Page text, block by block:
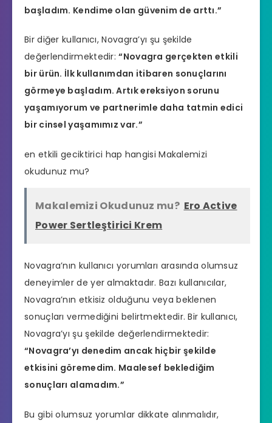
başladım. Kendime olan güvenim de arttı.”
Bir diğer kullanıcı, Novagra’yı şu şekilde
değerlendirmektedir:“Novagra gerçekten etkili
bir ürün. İlk kullanımdan itibaren sonuçlarını
görmeye başladım. Artıkereksiyon sorunu
yaşamıyorum ve partnerimle daha tatmin edici
bir cinsel yaşamımız var.”
en etkili geciktirici hap hangisi Makalemizi
okudunuz mu?
Makalemizi Okudunuz mu? Ero Active
Power Sertleştirici Krem
Novagra’nın kullanıcı yorumları arasında olumsuz
deneyimler de yer almaktadır. Bazı kullanıcılar,
Novagra’nın etkisiz olduğunu veya beklenen
sonuçları vermediğini belirtmektedir. Bir kullanıcı,
Novagra’yı şu şekilde değerlendirmektedir:
“Novagra’yı denedim ancak hiçbir şekilde
etkisini göremedim. Maalesef beklediğim
sonuçları alamadım.”
Bu gibi olumsuz yorumlar dikkate alınmalıdır,